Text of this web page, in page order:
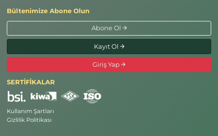
Bültenimize Abone Olun
Abone Ol
Kayıt Ol
Giriş Yap
SERTİFİKALAR
Kullanım Şartları
Gizlilik Politikası